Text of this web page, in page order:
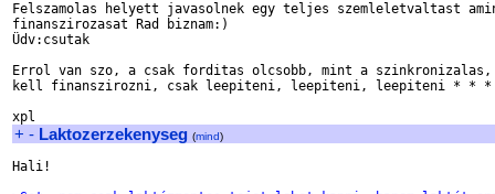
Felszamolas helyett javasolnek egy teljes szemleletvaltast
finanszirozasat Rad biznam:)
Üdv:csutak
Errol van szo, a csak forditas olcsobb, mint a szinkronizalas,
kell finanszirozni, csak leepiteni, leepiteni, leepiteni * *
+ - Laktozerzekenyseg (mind)
Hali!